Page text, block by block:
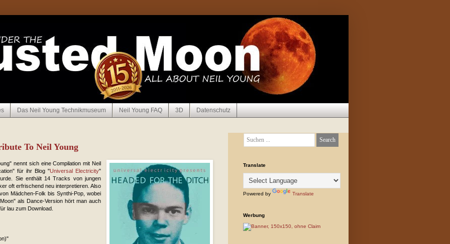
Das Neil Young Technikmuseum Neil Young FAQ 3D Datenschutz
To Neil Young
nennt sich eine Compilation mit Neil
für ihr Blog "Universal Electricity"
Sie enthält 14 Tracks von jungen
oft erfrischend neu interpretieren. Also
Mädchen-Folk bis Synthi-Pop, wobei
als Dance-Version hört man auch
lau zum Download.
Translate
Powered by Translate
Werbung